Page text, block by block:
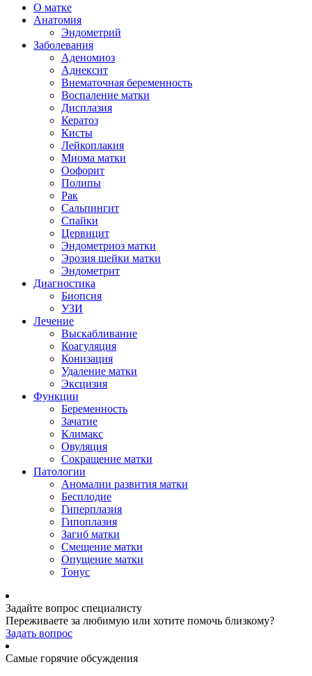
О матке
Анатомия
Эндометрий
Заболевания
Аденомиоз
Аднексит
Внематочная беременность
Воспаление матки
Дисплазия
Кератоз
Кисты
Лейкоплакия
Миома матки
Оофорит
Полипы
Рак
Сальпингит
Спайки
Цервицит
Эндометриоз матки
Эрозия шейки матки
Эндометрит
Диагностика
Биопсия
УЗИ
Лечение
Выскабливание
Коагуляция
Конизация
Удаление матки
Эксцизия
Функции
Беременность
Зачатие
Климакс
Овуляция
Сокращение матки
Патологии
Аномалии развития матки
Бесплодие
Гиперплазия
Гипоплазия
Загиб матки
Смещение матки
Опущение матки
Тонус
Задайте вопрос специалисту
Переживаете за любимую или хотите помочь близкому?
Задать вопрос
Самые горячие обсуждения